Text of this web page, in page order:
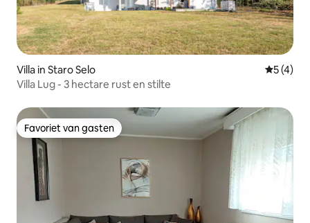
Villa in Staro Selo
5 (4)
Villa Lug - 3 hectare rust en stilte
Favoriet van gasten
Favoriet van gasten